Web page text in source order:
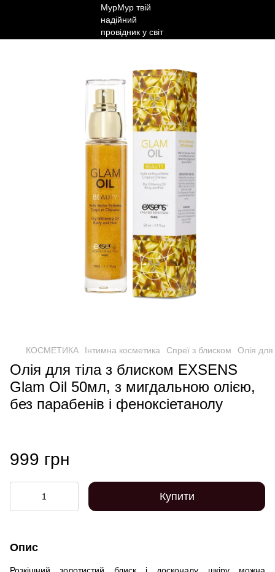
КОСМЕТИКА Інтимна косметика Спреї з блиском Олія для
Олія для тіла з блиском EXSENS
Glam Oil 50мл, з мигдальною олією,
без парабенів і феноксіетанолу
999 грн
Купити
Опис